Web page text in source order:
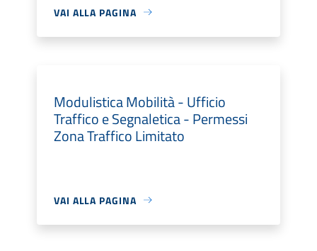
VAI ALLA PAGINA
Modulistica Mobilità - Ufficio
Traffico e Segnaletica - Permessi
Zona Traffico Limitato
VAI ALLA PAGINA